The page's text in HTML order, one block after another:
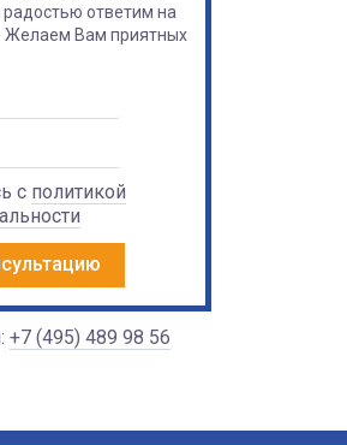
ответим на
Желаем Вам приятных
с политикой
+7 (495) 489 98 56